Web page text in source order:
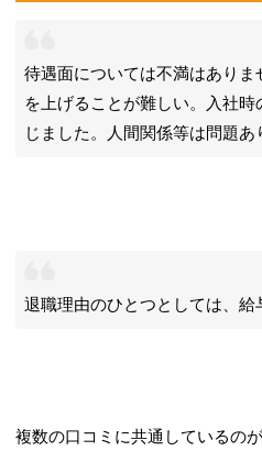
待遇面については不満はあり
を上げることが難しい。入社
じました。人間関係等は問題あ
退職理由のひとつとしては、給
複数の口コミに共通しているの